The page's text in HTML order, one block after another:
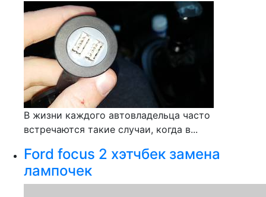
В жизни каждого автовладельца часто
встречаются такие случаи, когда в...
Ford focus 2 хэтчбек замена
лампочек